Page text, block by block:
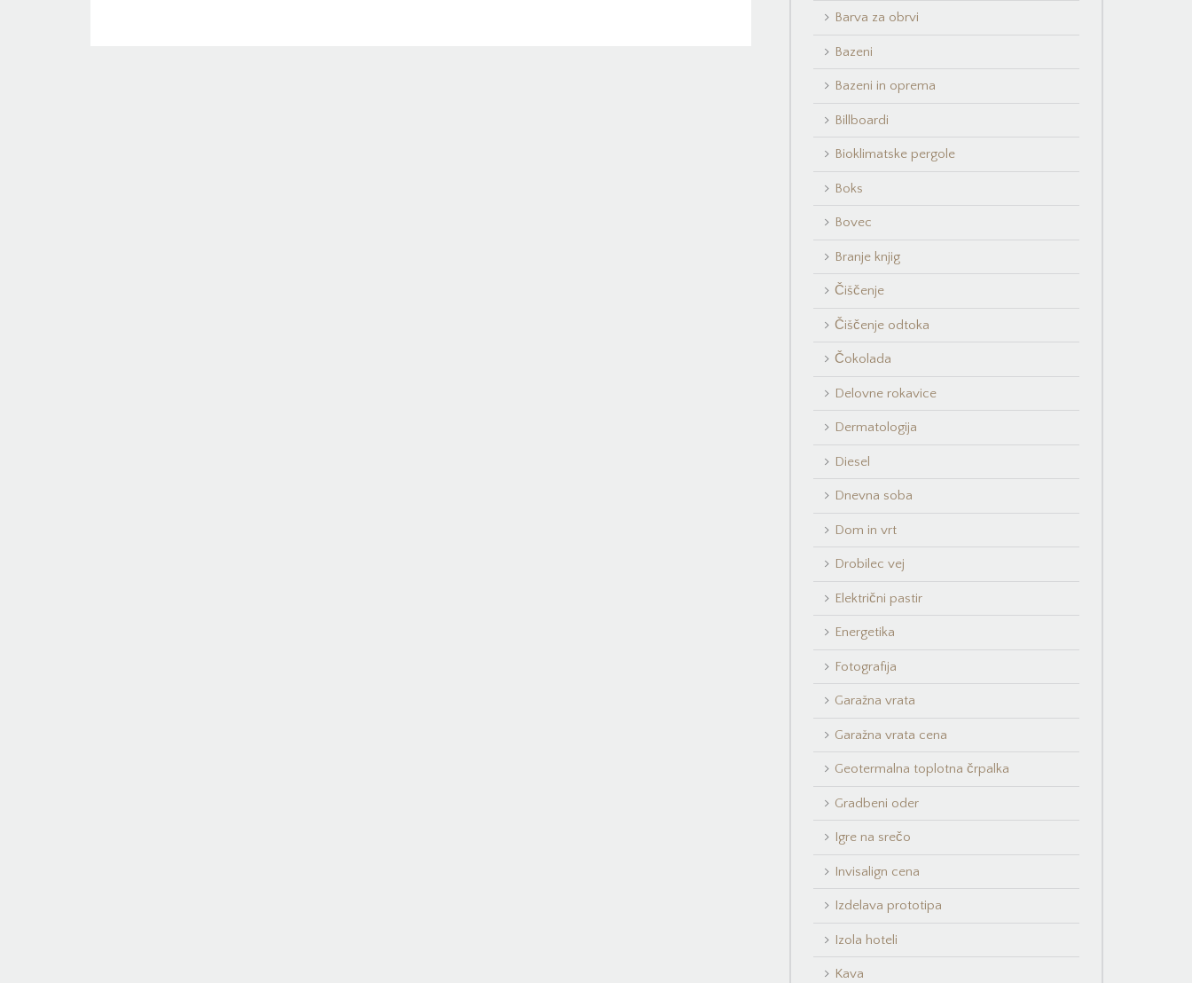
Barva za obrvi
Bazeni
Bazeni in oprema
Billboardi
Bioklimatske pergole
Boks
Bovec
Branje knjig
Čiščenje
Čiščenje odtoka
Čokolada
Delovne rokavice
Dermatologija
Diesel
Dnevna soba
Dom in vrt
Drobilec vej
Električni pastir
Energetika
Fotografija
Garažna vrata
Garažna vrata cena
Geotermalna toplotna črpalka
Gradbeni oder
Igre na srečo
Invisalign cena
Izdelava prototipa
Izola hoteli
Kava